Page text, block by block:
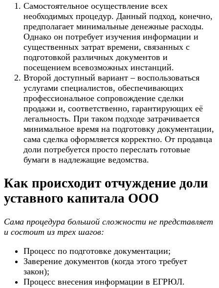
Самостоятельное осуществление всех
необходимых процедур. Данный подход, конечно,
предполагает минимальные денежные расходы.
Однако он потребует изучения информации и
существенных затрат времени, связанных с
подготовкой различных документов и
посещением всевозможных инстанций.
Второй доступный вариант – воспользоваться
услугами специалистов, обеспечивающих
профессиональное сопровождение сделки
продажи и, соответственно, гарантирующих её
легальность. При таком подходе затрачивается
минимальное время на подготовку документации,
сама сделка оформляется корректно. От продавца
доли потребуется просто переслать готовые
бумаги в надлежащие ведомства.
Как происходит отчуждение доли
уставного капитала ООО
Сама процедура большой сложности не представляет
и состоит из трех шагов:
Процесс по подготовке документации;
Заверение документов (когда этого требует
закон);
Процесс внесения информации в ЕГРЮЛ.